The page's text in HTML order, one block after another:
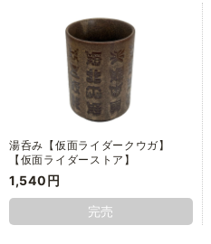
湯呑み【仮面ライダークウガ】
【仮面ライダーストア】
1,540円
完売